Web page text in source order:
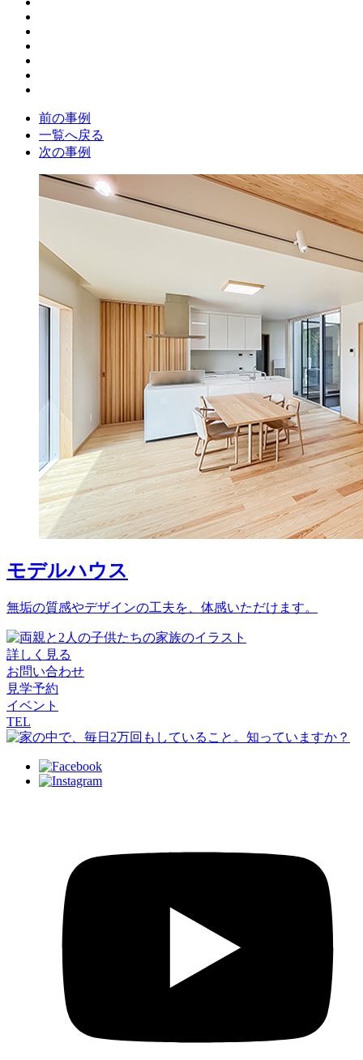
前の事例
一覧へ戻る
次の事例
モデルハウス
無垢の質感やデザインの工夫を、体感いただけます。
詳しく見る
お問い合わせ
見学予約
イベント
TEL